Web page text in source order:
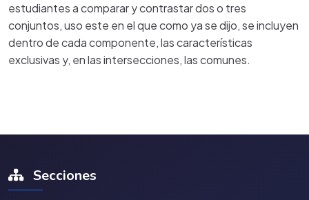
estudiantes a comparar y contrastar dos o tres
conjuntos, uso este en el que como ya se dijo, se incluyen
dentro de cada componente, las características
exclusivas y, en las intersecciones, las comunes.
Secciones